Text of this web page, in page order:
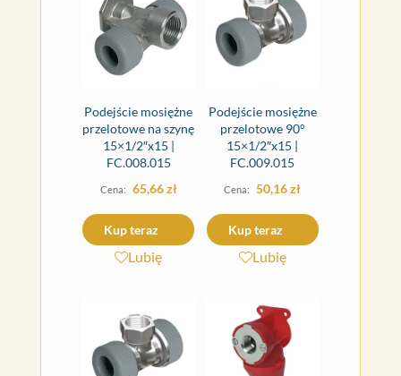
Podejście mosiężne
przelotowe na szynę
15×1/2″x15 |
FC.008.015
65,66zł
Kup teraz
Lubię
Podejście mosiężne
przelotowe 90°
15×1/2″x15 |
FC.009.015
50,16zł
Kup teraz
Lubię